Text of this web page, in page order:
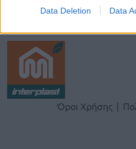
Data Deletion Data
Terms &
Όροι Χρήσης